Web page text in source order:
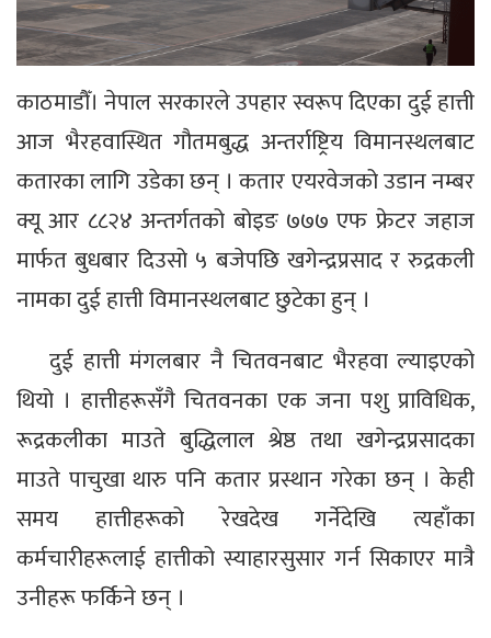
काठमाडौँ। नेपाल सरकारले उपहार स्वरूप दिएका दुई हात्ती
आज भैरहवास्थित गौतमबुद्ध अन्तर्राष्ट्रिय विमानस्थलबाट
कतारका लागि उडेका छन् । कतार एयरवेजको उडान नम्बर
क्यू आर ८८२४ अन्तर्गतको बोइङ ७७७ एफ फ्रेटर जहाज
मार्फत बुधबार दिउसो ५ बजेपछि खगेन्द्रप्रसाद र रुद्रकली
नामका दुई हात्ती विमानस्थलबाट छुटेका हुन् ।
दुई हात्ती मंगलबार नै चितवनबाट भैरहवा ल्याइएको
थियो । हात्तीहरूसँगै चितवनका एक जना पशु प्राविधिक,
रूद्रकलीका माउते बुद्धिलाल श्रेष्ठ तथा खगेन्द्रप्रसादका
माउते पाचुखा थारु पनि कतार प्रस्थान गरेका छन् । केही
समय हात्तीहरूको रेखदेख गर्नेदेखि त्यहाँका
कर्मचारीहरूलाई हात्तीको स्याहारसुसार गर्न सिकाएर मात्रै
उनीहरू फर्किने छन् ।